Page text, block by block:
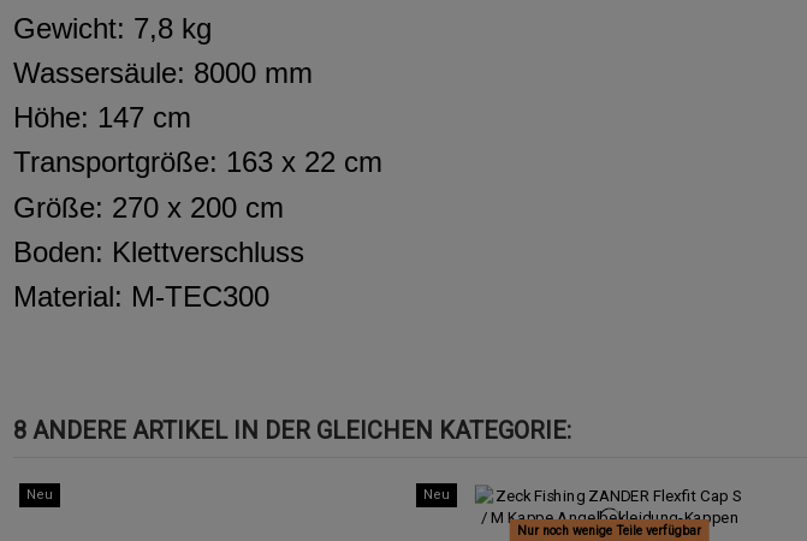
Gewicht: 7,8 kg
Wassersäule: 8000 mm
Höhe: 147 cm
Transportgröße: 163 x 22 cm
Größe: 270 x 200 cm
Boden: Klettverschluss
Material: M-TEC300
8 ANDERE ARTIKEL IN DER GLEICHEN KATEGORIE:
Neu Neu
Nur noch wenige Teile verfügbar